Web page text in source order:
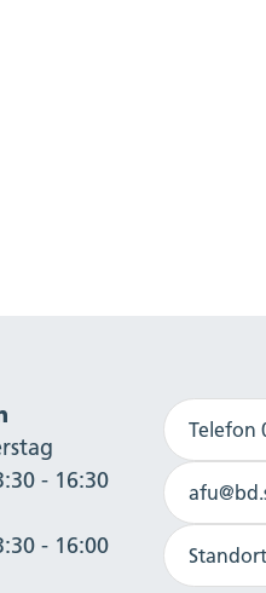
- 16:30
- 16:00
Telefon
Standort